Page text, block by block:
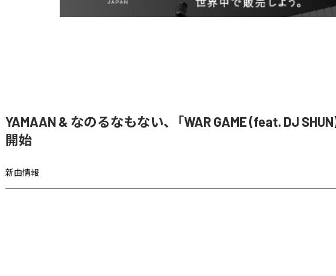
YAMAAN & なのるなもない、「WAR GAME (feat. DJ
開始
新曲情報